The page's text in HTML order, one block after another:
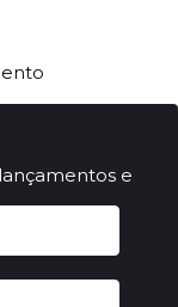
e